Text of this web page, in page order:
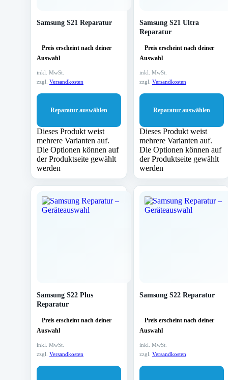
Samsung S21 Reparatur
Preis erscheint nach deiner
Auswahl
inkl. MwSt.
zzgl. Versandkosten
Reparatur auswählen
Dieses Produkt weist
mehrere Varianten auf.
Die Optionen können auf
der Produktseite gewählt
werden
Samsung S21 Ultra
Reparatur
Preis erscheint nach deiner
Auswahl
inkl. MwSt.
zzgl. Versandkosten
Reparatur auswählen
Dieses Produkt weist
mehrere Varianten auf.
Die Optionen können auf
der Produktseite gewählt
werden
Samsung S22 Plus
Reparatur
Preis erscheint nach deiner
Auswahl
inkl. MwSt.
zzgl. Versandkosten
Samsung S22 Reparatur
Preis erscheint nach deiner
Auswahl
inkl. MwSt.
zzgl. Versandkosten